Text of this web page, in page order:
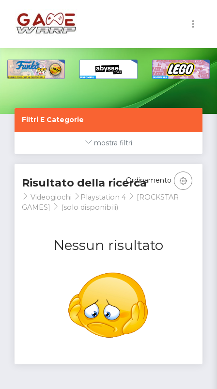
Filtri E Categorie
mostra filtri
Risultato della ricerca
Videogiochi Playstation 4
[ROCKSTAR
GAMES]
(solo disponibili)
Nessun risultato
Ordinamento